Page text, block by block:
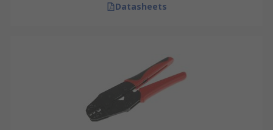
Datasheets